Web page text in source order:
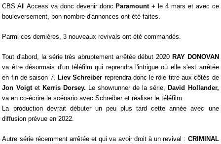
CBS All Access va donc devenir donc Paramount + le 4 mars et avec ce
bouleversement, bon nombre d'annonces ont été faites.
Parmi ces dernières, 3 nouveaux revivals ont été commandés.
Tout d'abord, la série très abruptement arrêtée début 2020 RAY DONOVAN
va être désormais d'un téléfilm qui reprendra l'intrigue où elle s'est arrêtée
en fin de saison 7. Liev Schreiber reprendra donc le rôle titre aux côtés de
Jon Voigt et Kerris Dorsey. Le showrunner de la série, David Hollander,
va en co-écrire le scénario avec Schreiber et réaliser le téléfilm.
La production devrait débuter un peu plus tard cette année avec une
diffusion prévue en 2022.
Autre série récemment arrêtée et qui va avoir droit à un revival : CRIMINAL